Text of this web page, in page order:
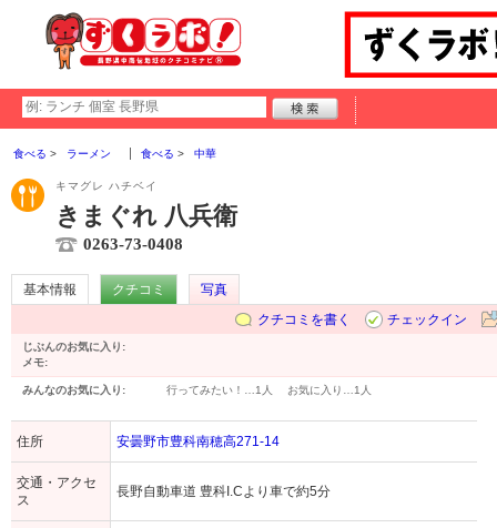
食べる ラーメン 食べる 中華
キマグレ ハチベイ
きまぐれ 八兵衛
0263-73-0408
基本情報 クチコミ
写真
クチコミを書く
チェックイン
じぶんのお気に入り:
メモ:
みんなのお気に入り: 行ってみたい！… 1人 お気に入り… 1人
住所 安曇野市豊科南穂高271-14
交通・アクセ
ス
長野自動車道 豊科I.Cより車で約5分